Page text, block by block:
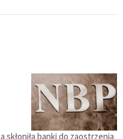
skłoniła banki do zaostrzenia